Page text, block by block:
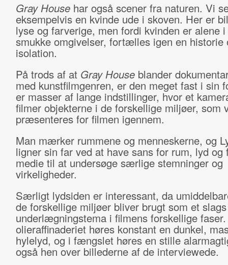
Gray Househar også scener fra naturen. Vi
eksempelvis en kvinde ude i skoven. Her er
lyse og farverige, men fordi kvinden er alene i
smukke omgivelser, fortælles igen en historie
isolation.
På trods af at Gray Houseblander
med kunstfilmgenren, er den meget fast i sin
er masser af lange indstillinger, hvor et
filmer objekterne i de forskellige miljøer, som
præsenteres for filmen igennem.
Man mærker rummene og menneskerne, og
ligner sin far ved at have sans for rum, lyd og
medie til at undersøge særlige stemninger og
virkeligheder.
Særligt lydsiden er interessant, da
de forskellige miljøer bliver brugt som et slags
underlægningstema i filmens forskellige
olieraffinaderiet høres konstant en dunkel,
hylelyd, og i fængslet høres en stille
også hen over billederne af de interviewede.